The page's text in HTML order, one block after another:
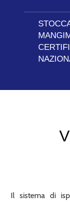
Il sistema di